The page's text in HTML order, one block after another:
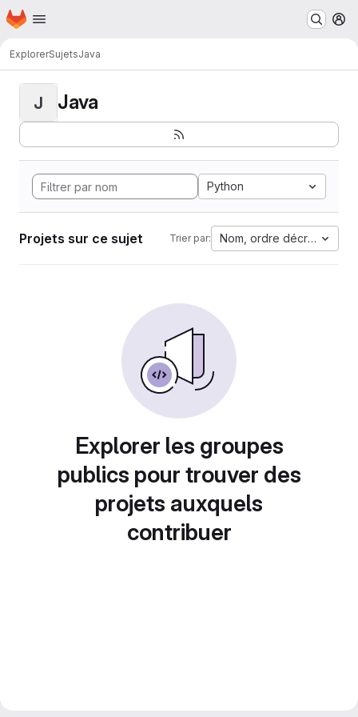
Passer au contenu principal
Page d'accueil
ExplorerSujetsJava
J Java
Python
Projets sur ce sujet Trier par: Nom, ordre décroissant
Explorer les groupes
publics pour trouver des
projets auxquels
contribuer